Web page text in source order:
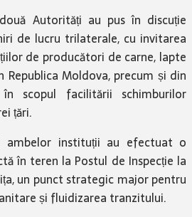
Autorități au pus în discuție
de lucru trilaterale, cu invitarea
de producători de carne, lapte
Moldova, precum și din
scopul facilitării schimburilor
țări.
ambelor instituții au efectuat o
în teren la Postul de Inspecție la
un punct strategic major pentru
și fluidizarea tranzitului.